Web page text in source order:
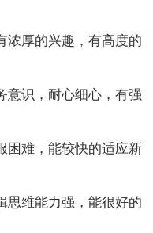
浓厚的兴趣，有高度的
意识，耐心细心，有强
困难，能较快的适应新
思维能力强，能很好的